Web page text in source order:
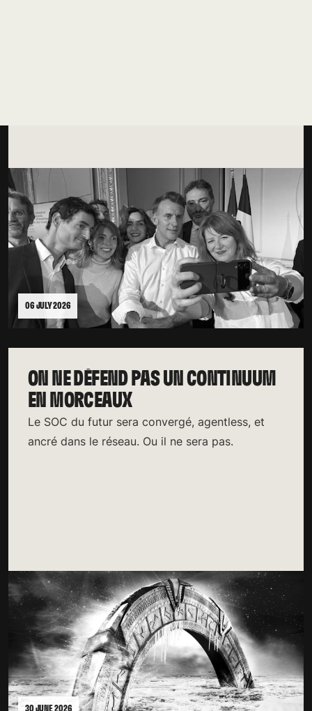
06 JULY 2026
ON NE DÉFEND PAS UN CONTINUUM
EN MORCEAUX
Le SOC du futur sera convergé, agentless, et
ancré dans le réseau. Ou il ne sera pas.
30 JUNE 2026